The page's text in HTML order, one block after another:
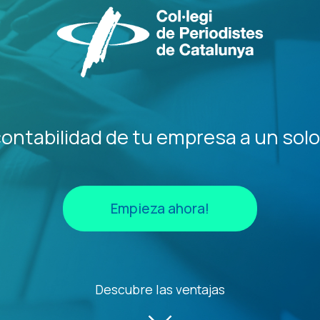
de tu empresa a un
Empieza ahora!
Descubre las ventajas